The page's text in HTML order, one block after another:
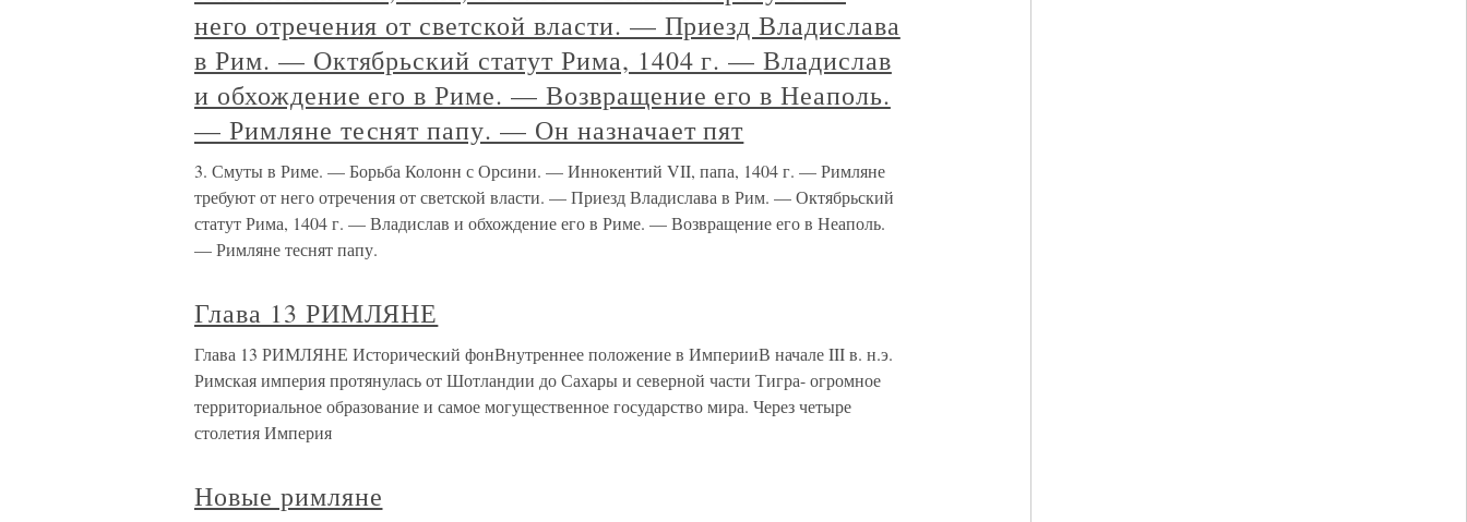
него отречения от светской власти. — Приезд Владислава
в Рим. — Октябрьский статут Рима, 1404 г. — Владислав
и обхождение его в Риме. — Возвращение его в Неаполь.
— Римляне теснят папу. — Он назначает пят
3. Смуты в Риме. — Борьба Колонн с Орсини. — Иннокентий VII, папа, 1404 г. — Римляне
требуют от него отречения от светской власти. — Приезд Владислава в Рим. — Октябрьский
статут Рима, 1404 г. — Владислав и обхождение его в Риме. — Возвращение его в Неаполь.
— Римляне теснят папу.
Глава 13 РИМЛЯНЕ
Глава 13 РИМЛЯНЕ Исторический фонВнутреннее положение в ИмперииВ начале III в. н.э.
Римская империя протянулась от Шотландии до Сахары и северной части Тигра- огромное
территориальное образование и самое могущественное государство мира. Через четыре
столетия Империя
Новые римляне